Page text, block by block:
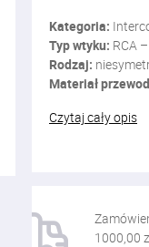
Kategoria:
Typ wtyku: RCA
Rodzaj:
Materiał
Czytaj cały opis
1000,00